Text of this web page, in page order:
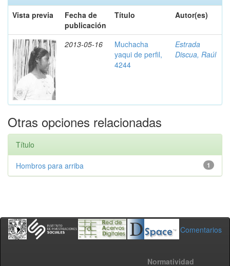
Vista previa
Fecha de
publicación
Título Autor(es)
2013-05-16
Muchacha
yaqui de perfil,
4244
Estrada
Discua, Raúl
Otras opciones relacionadas
Título
1
Hombros para arriba
Comentarios
Normatividad